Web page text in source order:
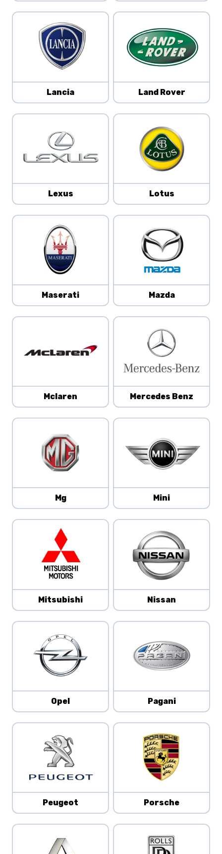
Lancia Land Rover
Lexus Lotus
Maserati Mazda
Mclaren Mercedes Benz
Mg Mini
Mitsubishi Nissan
Opel Pagani
Peugeot Porsche